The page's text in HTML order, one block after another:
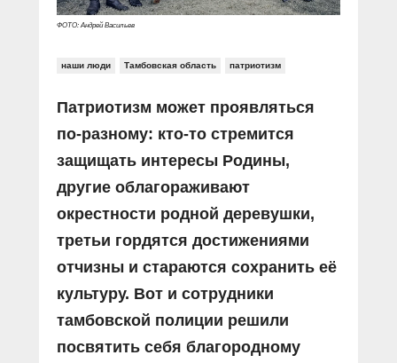
ФОТО: Андрей Васильев
наши люди Тамбовская область патриотизм
Патриотизм может проявляться
по-разному: кто-то стремится
защищать интересы Родины,
другие облагораживают
окрестности родной деревушки,
третьи гордятся достижениями
отчизны и стараются сохранить её
культуру. Вот и сотрудники
тамбовской полиции решили
посвятить себя благородному